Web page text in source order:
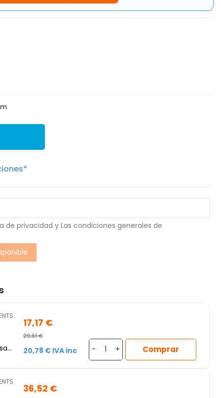
de privacidad y Las condiciones generales de
17,17 €
29,61 €
20,78 € IVA inc - + Comprar
36,52 €